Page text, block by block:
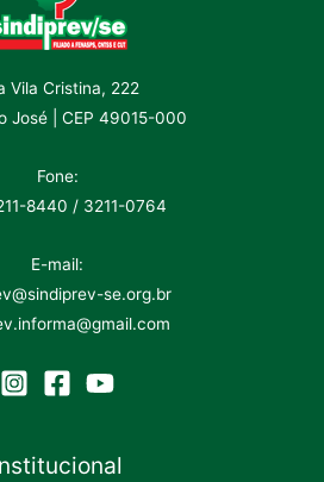
Vila Cristina, 222
José | CEP 49015-000
Fone:
8440 / 3211-0764
E-mail:
se.org.br